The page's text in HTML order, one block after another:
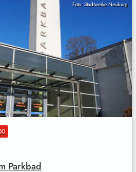
Foto: Stadtwerke Neuburg
Parkbad